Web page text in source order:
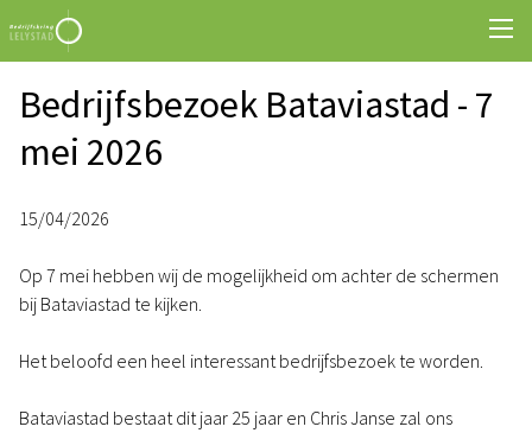
Bedrijfsbezoek Bataviastad - 7
mei 2026
15/04/2026
Op 7 mei hebben wij de mogelijkheid om achter de schermen
bij Bataviastad te kijken.
Het beloofd een heel interessant bedrijfsbezoek te worden.
Bataviastad bestaat dit jaar 25 jaar en Chris Janse zal ons